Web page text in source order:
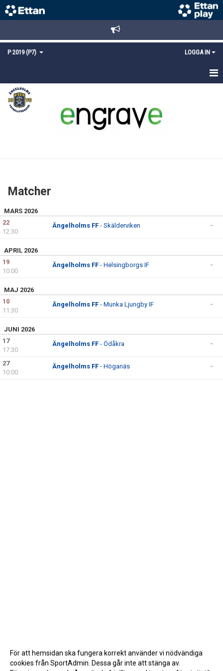
P 2019 (P7) LOGGA IN
HEM
NYHETER
DOKUMENT
Matcher
MARS 2026
22
12:30
Ängelholms FF - Skälderviken -
APRIL 2026
19
10:00
Ängelholms FF - Helsingborgs IF -
MAJ 2026
10
11:30
Ängelholms FF - Munka Ljungby IF -
JUNI 2026
17
17:30
Ängelholms FF - Ödåkra -
27
10:00
Ängelholms FF - Höganäs -
För att hemsidan ska fungera korrekt använder vi nödvändiga
cookies från SportAdmin. Dessa går inte att stänga av.